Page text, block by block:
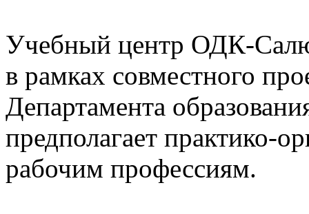
Учебный центр ОДК-
в рамках совместного
Департамента
предполагает практико-
рабочим профессиям.